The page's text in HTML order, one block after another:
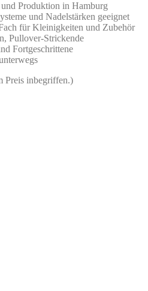
Produktion in Hamburg
und Nadelstärken geeignet
für Kleinigkeiten und Zubehör
Pullover-Strickende
Fortgeschrittene
Preis inbegriffen.)